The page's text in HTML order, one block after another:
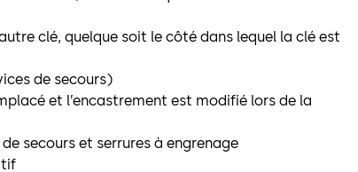
clé, quelque soit le côté dans lequel la clé est
de secours)
et l’encastrement est modifié lors de la
secours et serrures à engrenage